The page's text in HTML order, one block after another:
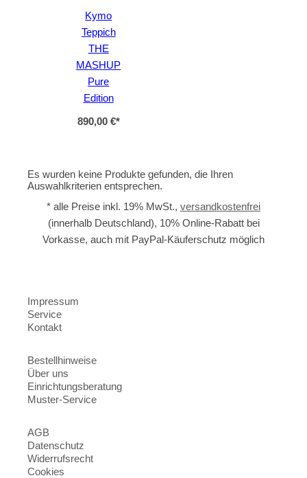
Kymo
Teppich
THE
MASHUP
Pure
Edition
890,00 €*
Es wurden keine Produkte gefunden, die Ihren
Auswahlkriterien entsprechen.
* alle Preise inkl. 19% MwSt., versandkostenfrei
(innerhalb Deutschland), 10% Online-Rabatt bei
Vorkasse, auch mit PayPal-Käuferschutz möglich
Impressum
Service
Kontakt
Bestellhinweise
Über uns
Einrichtungsberatung
Muster-Service
AGB
Datenschutz
Widerrufsrecht
Cookies